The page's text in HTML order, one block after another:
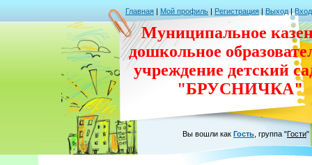
Главная | Мой профиль | Регистрация | Выход | Вход
Муниципальное
дошкольное
учреждение детский
"БРУСНИЧКА"
Вы вошли как Гость группа "Гости"